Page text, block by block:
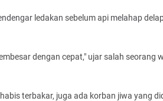
ledakan sebelum api melahap
dengan cepat," ujar salah seorang
terbakar, juga ada korban jiwa yang